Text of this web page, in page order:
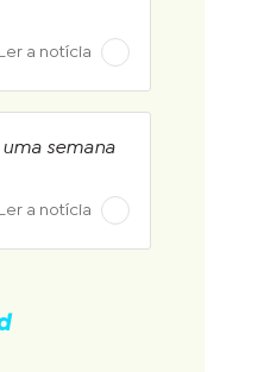
Ler a notícia
semana
Ler a notícia